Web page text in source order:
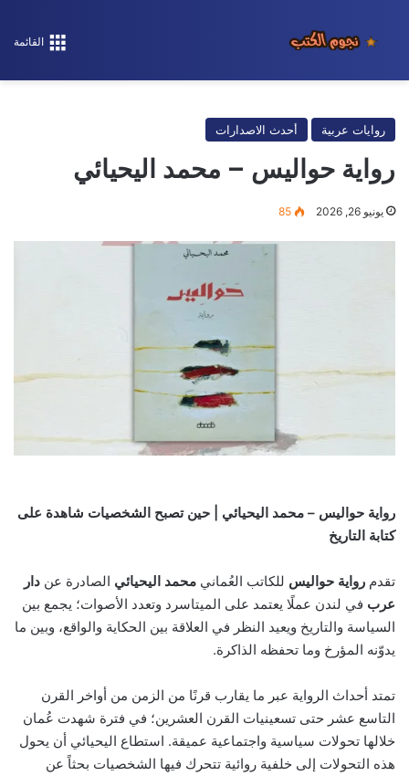
القائمة
روايات عربية أحدث الاصدارات
رواية حواليس – محمد اليحيائي
يونيو 26, 2026 85
رواية حواليس – محمد اليحيائي | حين تصبح الشخصيات شاهدة على
كتابة التاريخ
تقدم رواية حواليس للكاتب العُماني محمد اليحيائي الصادرة عن دار
عرب في لندن عملًا يعتمد على الميتاسرد وتعدد الأصوات؛ يجمع بين
السياسة والتاريخ ويعيد النظر في العلاقة بين الحكاية والواقع، وبين ما
يدوّنه المؤرخ وما تحفظه الذاكرة.
تمتد أحداث الرواية عبر ما يقارب قرنًا من الزمن من أواخر القرن
التاسع عشر حتى تسعينيات القرن العشرين؛ في فترة شهدت عُمان
خلالها تحولات سياسية واجتماعية عميقة. استطاع اليحيائي أن يحول
هذه التحولات إلى خلفية روائية تتحرك فيها الشخصيات بحثاً عن